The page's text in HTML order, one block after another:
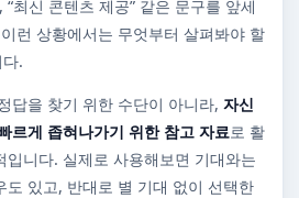
“최신 콘텐츠 제공” 같은 문구를 앞세
런 상황에서는 무엇부터 살펴봐야 할
.
답을 찾기 위한 수단이 아니라, 자신
르게 좁혀나가기 위한 참고 자료로 활
입니다. 실제로 사용해보면 기대와는
도 있고, 반대로 별 기대 없이 선택한